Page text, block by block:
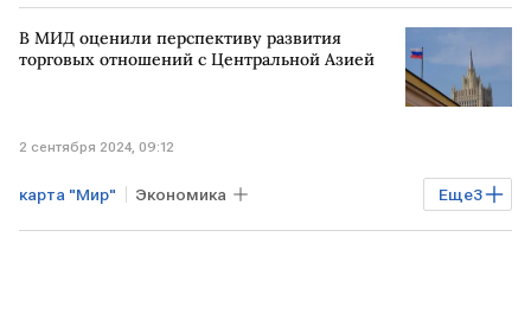
Финансы МОСКВА Никарагуа
РФ платежная система МИР
В МИД оценили перспективу развития
торговых отношений с Центральной Азией
2 сентября 2024, 09:12
Еще3
карта "Мир" Экономика
ЦЕНТРАЛЬНАЯ АЗИЯ